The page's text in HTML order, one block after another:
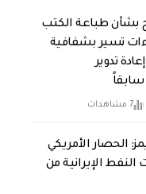
بشأن طباعة الكتب
تسير بشفافية
تدوير
7 مشاهدات
الحصار الأمريكي
الإيرانية من